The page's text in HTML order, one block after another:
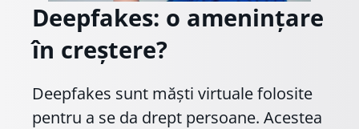
Deepfakes: o amenințare
în creștere?
Deepfakes sunt măști virtuale folosite
pentru a se da drept persoane. Acestea